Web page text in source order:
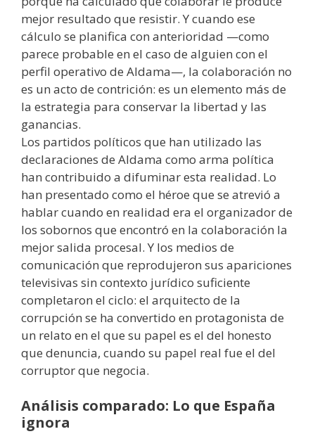
mejor resultado que resistir. Y cuando ese
cálculo se planifica con anterioridad —como
parece probable en el caso de alguien con el
perfil operativo de Aldama—, la colaboración no
es un acto de contrición: es un elemento más de
la estrategia para conservar la libertad y las
ganancias.
Los partidos políticos que han utilizado las
declaraciones de Aldama como arma política
han contribuido a difuminar esta realidad. Lo
han presentado como el héroe que se atrevió a
hablar cuando en realidad era el organizador de
los sobornos que encontró en la colaboración la
mejor salida procesal. Y los medios de
comunicación que reprodujeron sus apariciones
televisivas sin contexto jurídico suficiente
completaron el ciclo: el arquitecto de la
corrupción se ha convertido en protagonista de
un relato en el que su papel es el del honesto
que denuncia, cuando su papel real fue el del
corruptor que negocia.
Análisis comparado: Lo que España
ignora